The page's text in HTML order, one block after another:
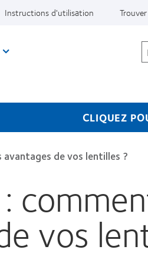
Instructions d'utilisation
CLIQUEZ
de vos lentilles ?
vos